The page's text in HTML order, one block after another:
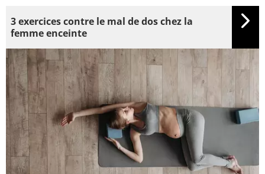
3 exercices contre le mal de dos chez la
femme enceinte